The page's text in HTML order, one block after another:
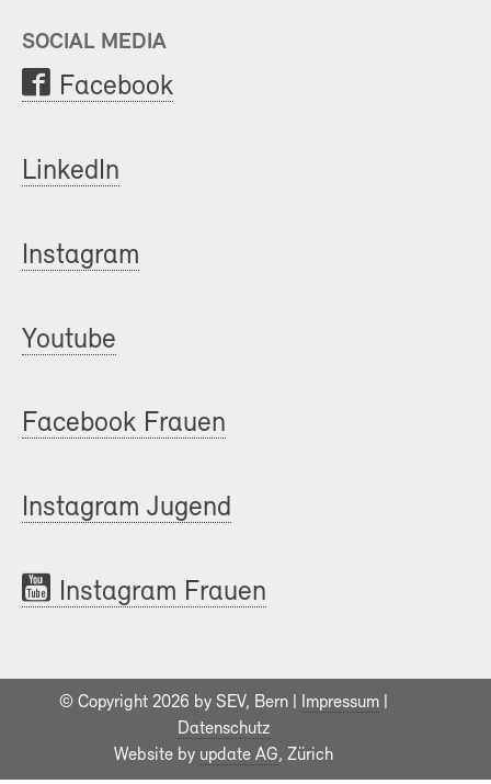
SOCIAL MEDIA
Facebook
LinkedIn
Instagram
Youtube
Facebook Frauen
Instagram Jugend
Instagram Frauen
© Copyright 2026 by SEV, Bern | Impressum
Datenschutz
Website by update AG, Zürich